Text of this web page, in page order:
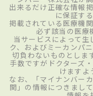
出来るだけ正確な情報
に保証す
掲載されている医療機
必ず該当の医療
当サービスによって生
ク、およびミーカンパ
切負わないものとしま
手数ですがドクターズ
けますよ
なお、「マイナンバー
関」の情報につきまし